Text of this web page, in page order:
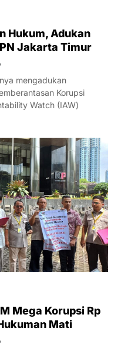
Hukum, Adukan
Jakarta Timur
mengadukan
Korupsi
Watch (IAW)
Mega Korupsi Rp
Mati